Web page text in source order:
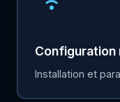
Configuration
Installation et